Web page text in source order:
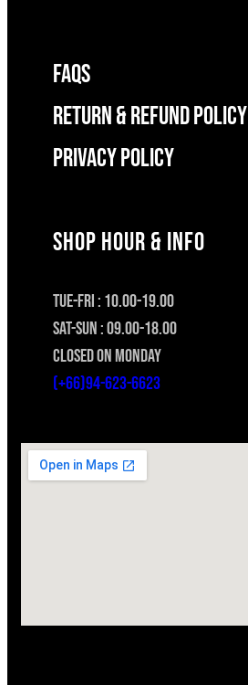
FAQS
RETURN & REFUND POLICY
Privacy Policy
SHOP HOUR & INFO
TUE-FRI : 10.00-19.00
SAT-SUN : 09.00-18.00
CLOSED ON MONDAY
(+66)94-623-6623